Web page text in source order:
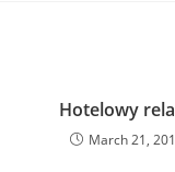
Hotelowy
March 21,